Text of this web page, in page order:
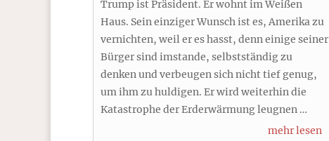
Trump ist Präsident. Er wohnt im Weißen
Haus. Sein einziger Wunsch ist es, Amerika zu
vernichten, weil er es hasst, denn einige seiner
Bürger sind imstande, selbstständig zu
denken und verbeugen sich nicht tief genug,
um ihm zu huldigen. Er wird weiterhin die
Katastrophe der Erderwärmung leugnen …
mehr lesen